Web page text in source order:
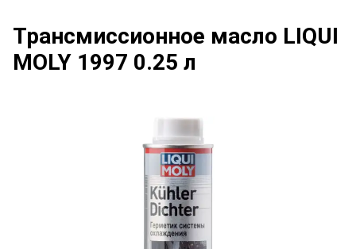
Трансмиссионное масло LIQUI
MOLY 1997 0.25 л